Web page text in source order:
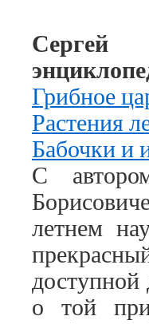
Сергей
Грибное
Растения
Бабочки и
С
летнем
доступной
о той